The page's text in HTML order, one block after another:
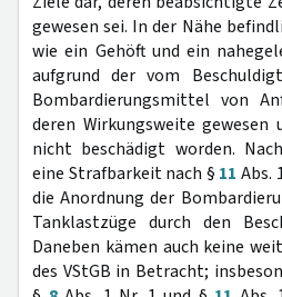
gewesen sei. In der Nähe
wie ein Gehöft und ein
aufgrund der vom
Bombardierungsmittel von
deren Wirkungsweite
nicht beschädigt worden.
eine Strafbarkeit nach § 11 Abs.
die Anordnung der
Tanklastzüge durch den
Daneben kämen auch keine
des VStGB in Betracht;